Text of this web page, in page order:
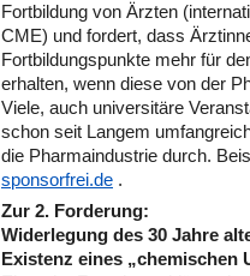
Fortbildung von Ärzten
CME) und fordert, dass
Fortbildungspunkte mehr für
erhalten, wenn diese von der
Viele, auch universitäre
schon seit Langem
die Pharmaindustrie durch.
sponsorfrei.de .
Zur 2. Forderung:
Widerlegung des 30 Jahre
Existenz eines „chemischen